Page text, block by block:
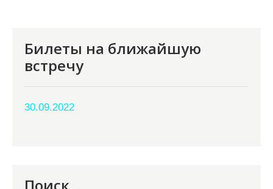
Билеты на ближайшую
встречу
30.09.2022